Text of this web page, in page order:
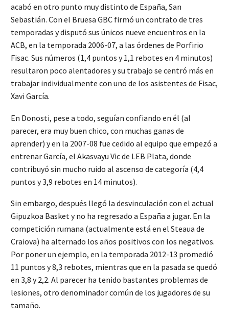
acabó en otro punto muy distinto de España, San
Sebastián. Con el Bruesa GBC firmó un contrato de tres
temporadas y disputó sus únicos nueve encuentros en la
ACB, en la temporada 2006-07, a las órdenes de Porfirio
Fisac. Sus números (1,4 puntos y 1,1 rebotes en 4 minutos)
resultaron poco alentadores y su trabajo se centró más en
trabajar individualmente con uno de los asistentes de Fisac,
Xavi García.
En Donosti, pese a todo, seguían confiando en él (al
parecer, era muy buen chico, con muchas ganas de
aprender) y en la 2007-08 fue cedido al equipo que empezó a
entrenar García, el Akasvayu Vic de LEB Plata, donde
contribuyó sin mucho ruido al ascenso de categoría (4,4
puntos y 3,9 rebotes en 14 minutos).
Sin embargo, después llegó la desvinculación con el actual
Gipuzkoa Basket y no ha regresado a España a jugar. En la
competición rumana (actualmente está en el Steaua de
Craiova) ha alternado los años positivos con los negativos.
Por poner un ejemplo, en la temporada 2012-13 promedió
11 puntos y 8,3 rebotes, mientras que en la pasada se quedó
en 3,8 y 2,2. Al parecer ha tenido bastantes problemas de
lesiones, otro denominador común de los jugadores de su
tamaño.